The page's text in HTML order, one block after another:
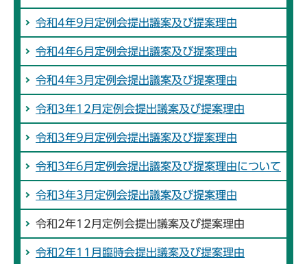
令和4年9月定例会提出議案及び提案理由
令和4年6月定例会提出議案及び提案理由
令和4年3月定例会提出議案及び提案理由
令和3年12月定例会提出議案及び提案理由
令和3年9月定例会提出議案及び提案理由
令和3年6月定例会提出議案及び提案理由について
令和3年3月定例会提出議案及び提案理由
令和2年12月定例会提出議案及び提案理由
令和2年11月臨時会提出議案及び提案理由